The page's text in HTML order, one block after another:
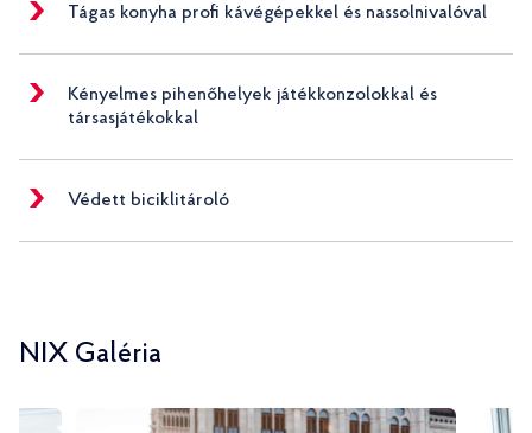
Tágas konyha profi kávégépekkel és nassolnivalóval
Kényelmes pihenőhelyek játékkonzolokkal és
társasjátékokkal
Védett biciklitároló
NIX Galéria